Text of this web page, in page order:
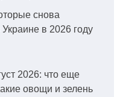
снова
в 2026 году
2026: что еще
овощи и зелень